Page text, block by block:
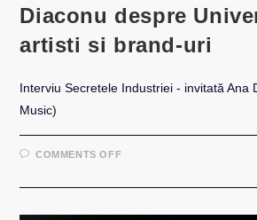
Diaconu despre
artisti si brand-uri
Interviu Secretele Industriei - invitată Ana
Music)
COMMENTS OFFON
GROZEA
ANA